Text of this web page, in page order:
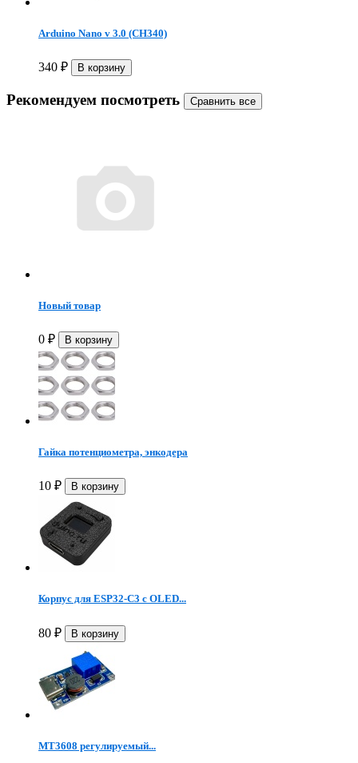
Arduino Nano v 3.0 (CH340)
340 ₽
Рекомендуем посмотреть
Новый товар
0 ₽
Гайка потенциометра, энкодера
10 ₽
Корпус для ESP32-C3 с OLED...
80 ₽
MT3608 регулируемый...